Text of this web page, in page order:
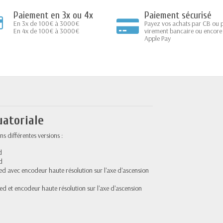
Paiement en 3x ou 4x
En 3x de 100€ à 3000€
En 4x de 100€ à 3000€
Paiement sécurisé
Payez vos achats par CB ou
virement bancaire ou
Apple Pay
différentes versions :
avec encodeur haute résolution sur l'axe d'ascension
et encodeur haute résolution sur l'axe d'ascension